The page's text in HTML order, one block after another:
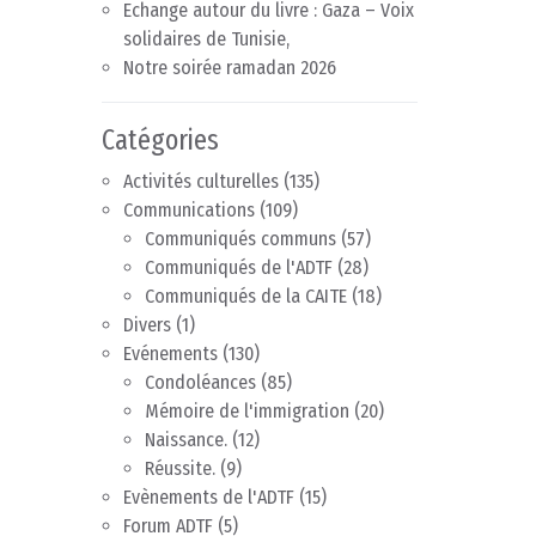
Echange autour du livre : Gaza – Voix
solidaires de Tunisie,
Notre soirée ramadan 2026
Catégories
Activités culturelles (135)
Communications (109)
Communiqués communs (57)
Communiqués de l'ADTF (28)
Communiqués de la CAITE (18)
Divers (1)
Evénements (130)
Condoléances (85)
Mémoire de l'immigration (20)
Naissance. (12)
Réussite. (9)
Evènements de l'ADTF (15)
Forum ADTF (5)